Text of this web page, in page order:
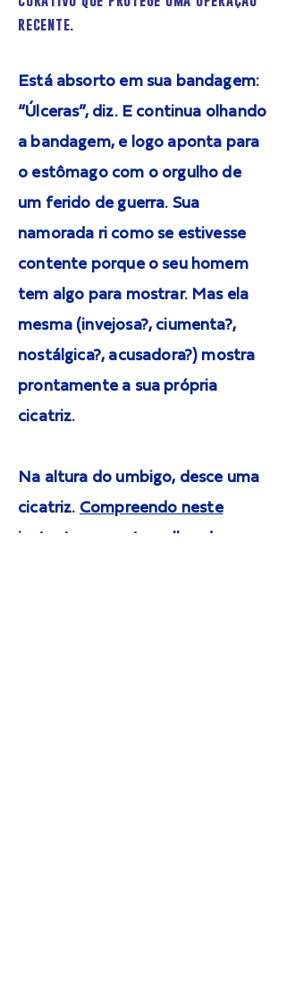
recente.
Está absorto em sua bandagem:
“Úlceras”, diz. E continua olhando
a bandagem, e logo aponta para
o estômago com o orgulho de
um ferido de guerra. Sua
namorada ri como se estivesse
contente porque o seu homem
tem algo para mostrar. Mas ela
mesma (invejosa?, ciumenta?,
nostálgica?, acusadora?) mostra
prontamente a sua própria
cicatriz.
Na altura do umbigo, desce uma
cicatriz. Compreendo neste